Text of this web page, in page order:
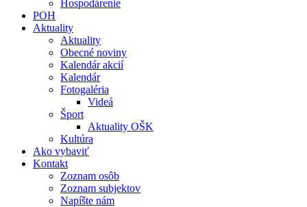
Hospodárenie
POH
Aktuality
Aktuality
Obecné noviny
Kalendár akcií
Kalendár
Fotogaléria
Videá
Šport
Aktuality OŠK
Kultúra
Ako vybaviť
Kontakt
Zoznam osôb
Zoznam subjektov
Napíšte nám